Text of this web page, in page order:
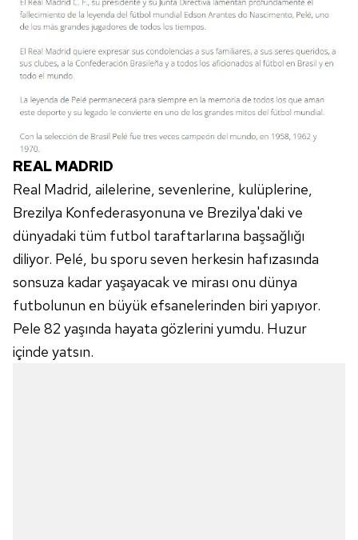
verileriniz işlenmekte olup gerekli olan çerezler bilgi
toplumu hizmetlerinin sunulması amacıyla
kullanılmaktadır. Diğer çerezler, sitemizin daha işlevsel
kılınması ve kişiselleştirilmesi ve sizlere yönelik
sınırlı olarak açık rızanız dahilinde kullanılacaktır.
Çerezlere ilişkin tercihlerinizi aşağıda yer alan panel
vasıtasıyla belirleyebilirsiniz. Çerezlere ilişkin detaylı bilgi
için Ayarlar butonuna tıklayabilir,Çerez Bilgilendirme
Metnimiziziyaret edebilirsiniz.
6698 sayılı Kişisel Verilerin Korunması Kanunu uyarınca
hazırlanmış Aydınlatma Metnimizi okumak ve sitemizde
ilgili mevzuata uygun olarak kullanılan çerezlerle ilgili bilgi
almak için lütfentıklayınız.
REAL MADRID
Real Madrid, ailelerine, sevenlerine, kulüplerine,
Brezilya Konfederasyonuna ve Brezilya'daki ve
dünyadaki tüm futbol taraftarlarına başsağlığı
diliyor. Pelé, bu sporu seven herkesin hafızasında
sonsuza kadar yaşayacak ve mirası onu dünya
futbolunun en büyük efsanelerinden biri yapıyor.
Pele 82 yaşında hayata gözlerini yumdu. Huzur
içinde yatsın.